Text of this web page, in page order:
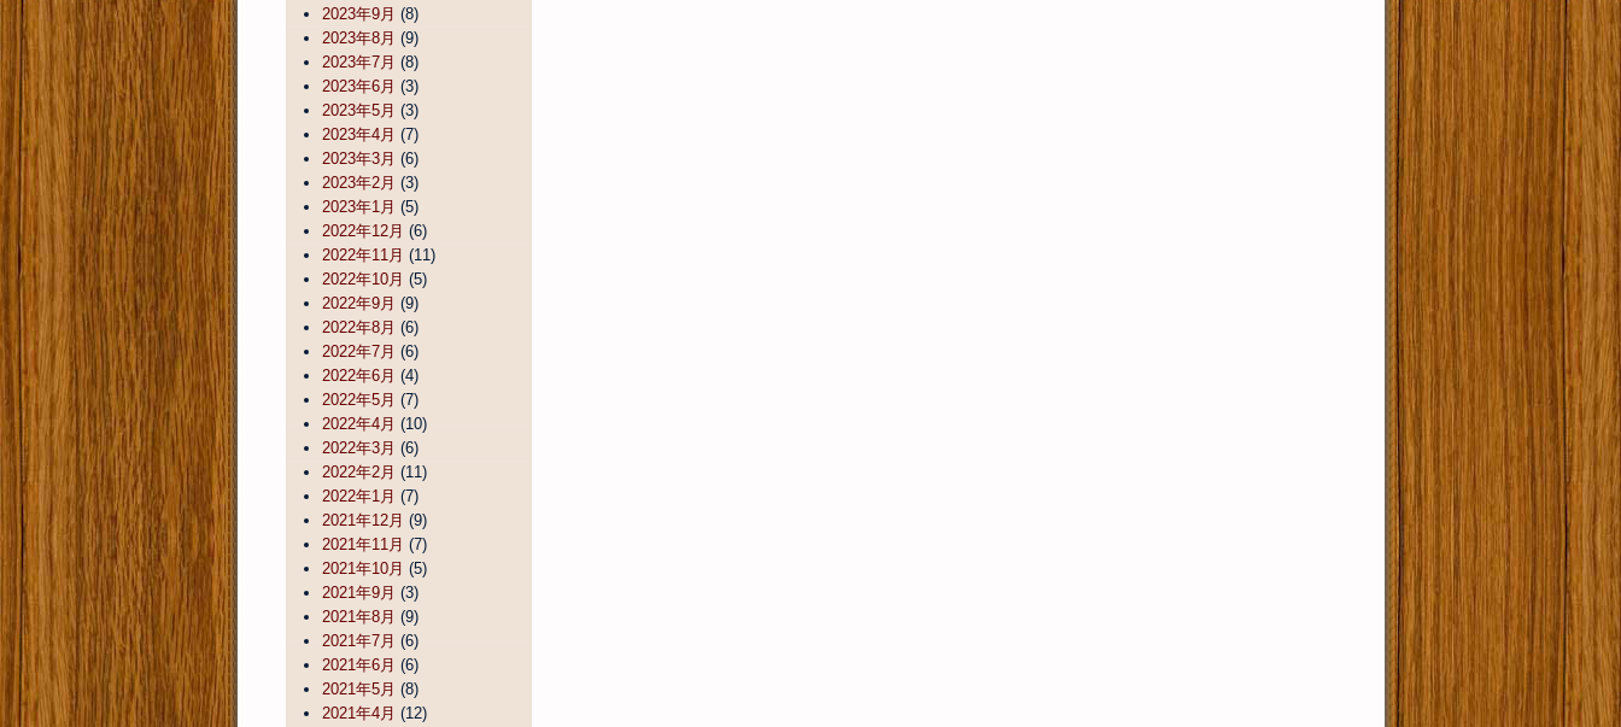
2023年9月 (8)
2023年8月 (9)
2023年7月 (8)
2023年6月 (3)
2023年5月 (3)
2023年4月 (7)
2023年3月 (6)
2023年2月 (3)
2023年1月 (5)
2022年12月 (6)
2022年11月 (11)
2022年10月 (5)
2022年9月 (9)
2022年8月 (6)
2022年7月 (6)
2022年6月 (4)
2022年5月 (7)
2022年4月 (10)
2022年3月 (6)
2022年2月 (11)
2022年1月 (7)
2021年12月 (9)
2021年11月 (7)
2021年10月 (5)
2021年9月 (3)
2021年8月 (9)
2021年7月 (6)
2021年6月 (6)
2021年5月 (8)
2021年4月 (12)